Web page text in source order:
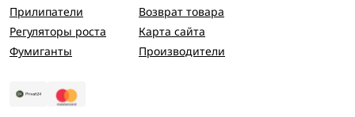
Прилипатели
Регуляторы роста
Фумиганты
Возврат товара
Карта сайта
Производители